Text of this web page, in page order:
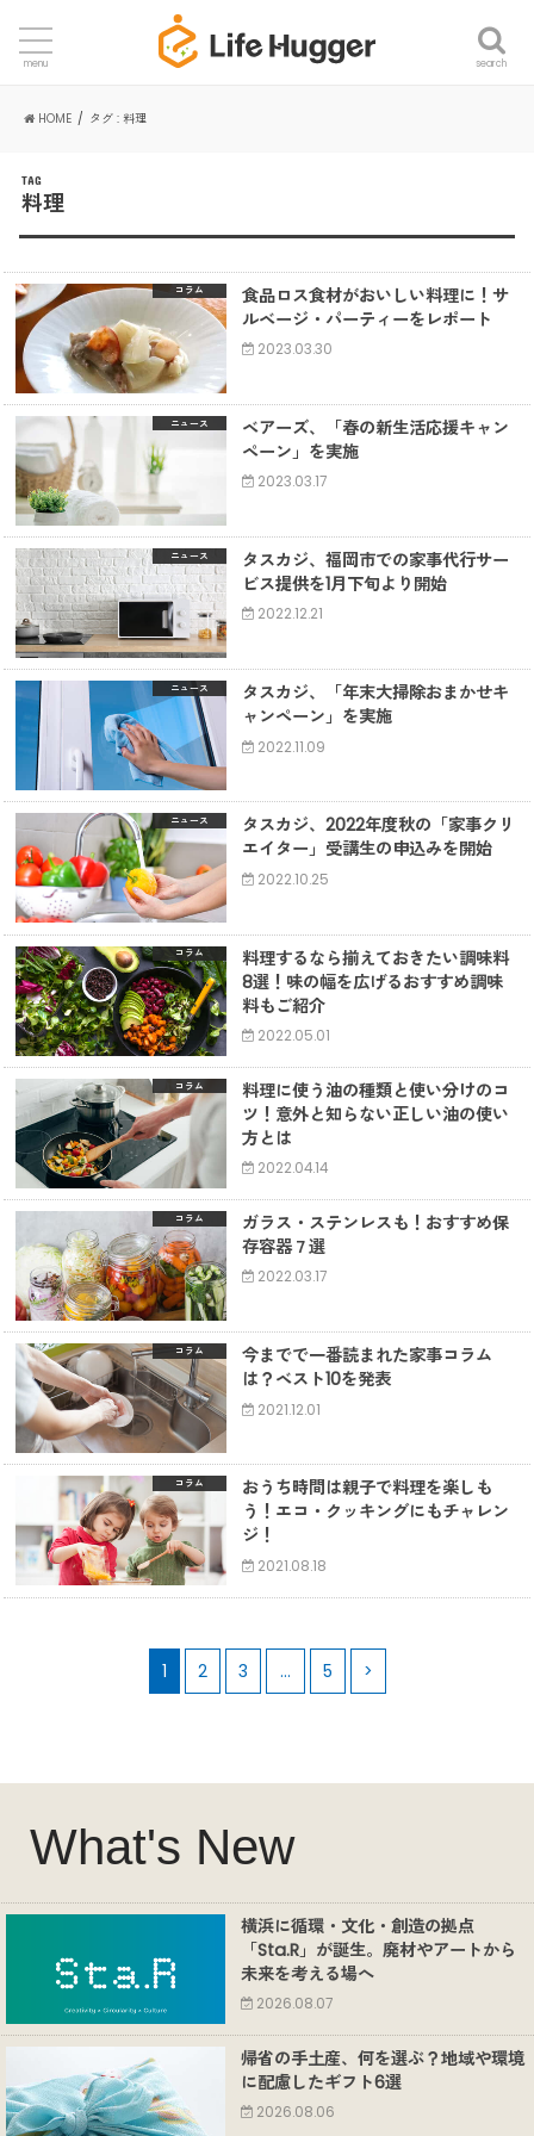
search
menu
HOME タグ : 料理
TAG
料理
コラム
食品ロス食材がおいしい料理に！サ
ルベージ・パーティーをレポート
2023.03.30
ニュース
ベアーズ、「春の新生活応援キャン
ペーン」を実施
2023.03.17
ニュース
タスカジ、福岡市での家事代行サー
ビス提供を1月下旬より開始
2022.12.21
ニュース
タスカジ、「年末大掃除おまかせキ
ャンペーン」を実施
2022.11.09
ニュース
タスカジ、2022年度秋の「家事クリ
エイター」受講生の申込みを開始
2022.10.25
コラム
料理するなら揃えておきたい調味料
8選！味の幅を広げるおすすめ調味
料もご紹介
2022.05.01
コラム
料理に使う油の種類と使い分けのコ
ツ！意外と知らない正しい油の使い
方とは
2022.04.14
コラム
ガラス・ステンレスも！おすすめ保
存容器７選
2022.03.17
コラム
今までで一番読まれた家事コラム
は？ベスト10を発表
2021.12.01
コラム
おうち時間は親子で料理を楽しも
う！エコ・クッキングにもチャレン
ジ！
2021.08.18
1 2 3 … 5 >
What's New
横浜に循環・文化・創造の拠点
「Sta.R」が誕生。廃材やアートから
未来を考える場へ
2026.08.07
帰省の手土産、何を選ぶ？地域や環境
に配慮したギフト6選
2026.08.06